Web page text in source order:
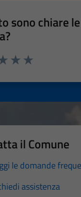
sono chiare
il Comune
le domande
assistenza